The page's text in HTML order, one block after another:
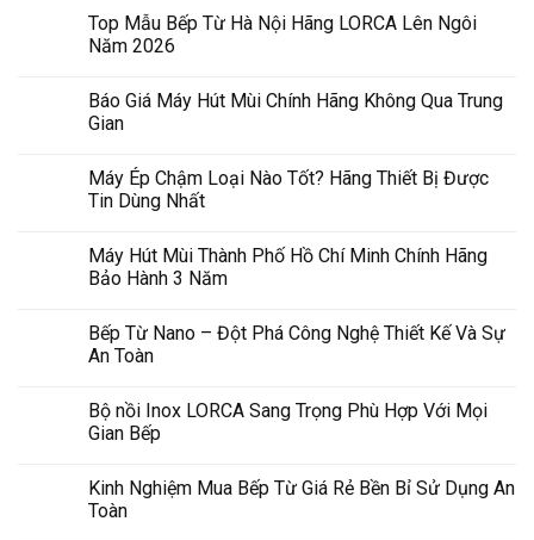
Top Mẫu Bếp Từ Hà Nội Hãng LORCA Lên Ngôi
Năm 2026
Báo Giá Máy Hút Mùi Chính Hãng Không Qua Trung
Gian
Máy Ép Chậm Loại Nào Tốt? Hãng Thiết Bị Được
Tin Dùng Nhất
Máy Hút Mùi Thành Phố Hồ Chí Minh Chính Hãng
Bảo Hành 3 Năm
Bếp Từ Nano – Đột Phá Công Nghệ Thiết Kế Và Sự
An Toàn
Bộ nồi Inox LORCA Sang Trọng Phù Hợp Với Mọi
Gian Bếp
Kinh Nghiệm Mua Bếp Từ Giá Rẻ Bền Bỉ Sử Dụng An
Toàn